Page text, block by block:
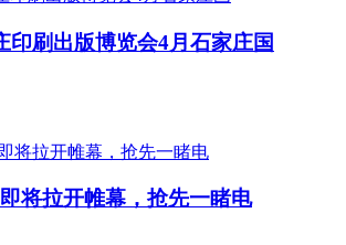
印刷出版博览会4月石家庄国
将拉开帷幕，抢先一睹电